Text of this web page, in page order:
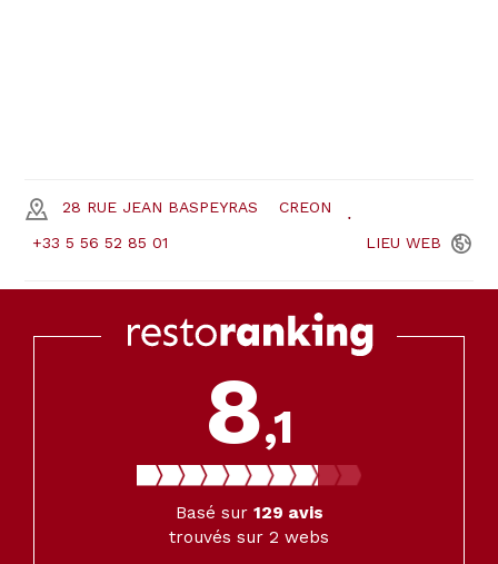
28 RUE JEAN BASPEYRAS CREON
+33 5 56 52 85 01 LIEU WEB
8,1
Basé sur 129 avis
trouvés sur 2 webs